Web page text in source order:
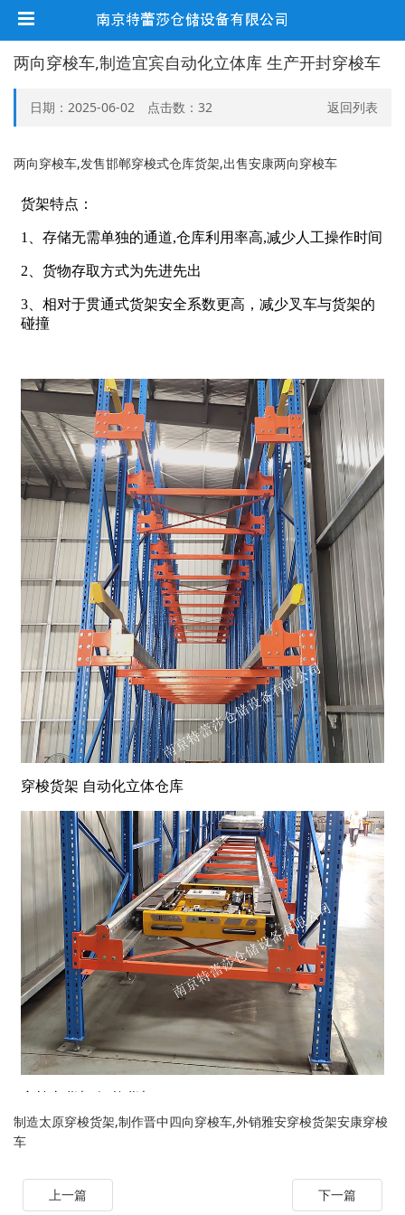
两向穿梭车,制造宜宾自动化立体库 生产开封穿梭车
日期：2025-06-02 点击数： 32 返回列表
两向穿梭车,发售邯郸穿梭式仓库货架,出售安康两向穿梭车
制造太原穿梭货架,制作晋中四向穿梭车,外销雅安穿梭货架安康穿梭
车
上一篇 下一篇